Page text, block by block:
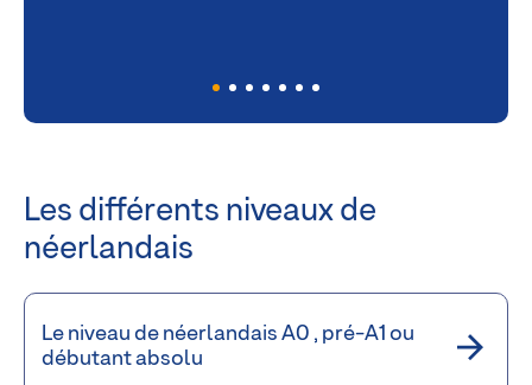
Les différents niveaux de
néerlandais
Le niveau de néerlandais A0 , pré-A1 ou
débutant absolu